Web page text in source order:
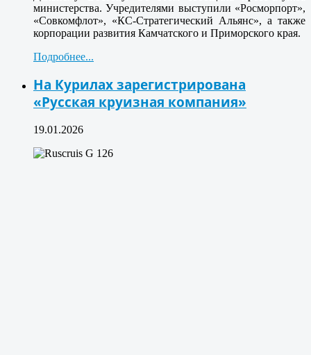
министерства. Учредителями выступили «Росморпорт»,
«Совкомфлот», «КС-Стратегический Альянс», а также
корпорации развития Камчатского и Приморского края.
Подробнее...
На Курилах зарегистрирована
«Русская круизная компания»
19.01.2026